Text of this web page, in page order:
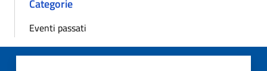
Categorie
Eventi passati